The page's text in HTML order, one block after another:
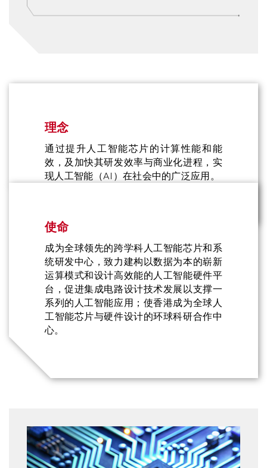
Text
理念
通过提升人工智能芯片的计算性能和能
效，及加快其研发效率与商业化进程，实
现人工智能（AI）在社会中的广泛应用。
Text
使命
成为全球领先的跨学科人工智能芯片和系
统研发中心，致力建构以数据为本的崭新
运算模式和设计高效能的人工智能硬件平
台，促进集成电路设计技术发展以支撑一
系列的人工智能应用；使香港成为全球人
工智能芯片与硬件设计的环球科研合作中
心。